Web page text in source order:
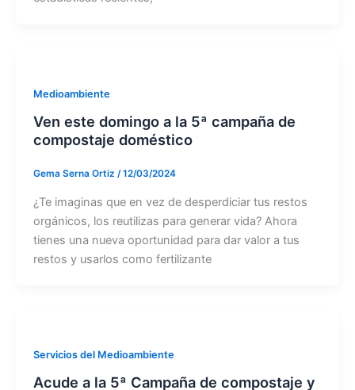
Medioambiente
Ven este domingo a la 5ª campaña de
compostaje doméstico
Gema Serna Ortiz /12/03/2024
¿Te imaginas que en vez de desperdiciar tus restos
orgánicos, los reutilizas para generar vida? Ahora
tienes una nueva oportunidad para dar valor a tus
restos y usarlos como fertilizante
Servicios del Medioambiente
Acude a la 5ª Campaña de compostaje y